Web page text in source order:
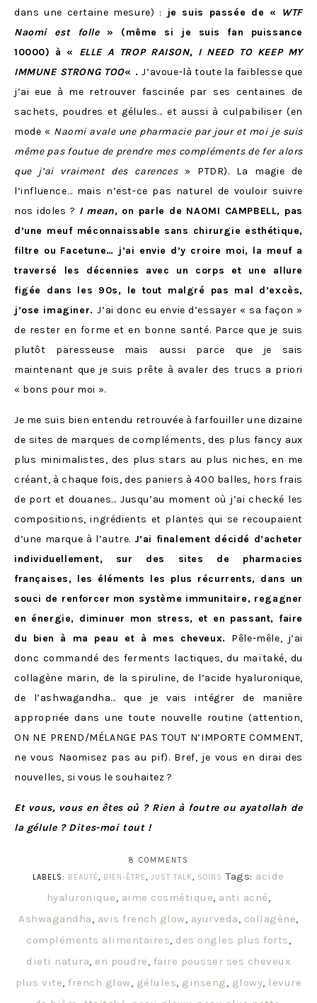
dans une certaine mesure) :
je suis passée de «
WTF
Naomi est folle» (même si je suis fan puissance
10000) à « ELLE A TROP RAISON, I NEED TO KEEP MY
IMMUNE STRONG TOO« .J’avoue-là toute la faiblesse que
j’ai eue à me retrouver fascinée par ses centaines de
sachets, poudres et gélules… et aussi à culpabiliser (en
mode « Naomi avale une pharmacie par jour et moi je suis
même pas foutue de prendre mes compléments de fer alors
que j’ai vraiment des carences» PTDR). La magie de
l’influence… mais n’est-ce pas naturel de vouloir suivre
nos idoles ? I mean, on parle de NAOMI CAMPBELL, pas
d’une meuf méconnaissable sans chirurgie esthétique,
filtre ou Facetune… j’ai envie d’y croire moi, la meuf a
traversé les décennies avec un corps et une allure
figée dans les 90s, le tout malgré pas mal d’excès,
j’ose imaginer.J’ai donc eu envie d’essayer « sa façon »
de rester en forme et en bonne santé. Parce que je suis
plutôt paresseuse mais aussi parce que je sais
maintenant que je suis prête à avaler des trucs a priori
« bons pour moi ».
Je me suis bien entendu retrouvée à farfouiller une dizaine
de sites de marques de compléments, des plus fancy aux
plus minimalistes, des plus stars au plus niches, en me
créant, à chaque fois, des paniers à 400 balles, hors frais
de port et douanes… Jusqu’au moment où j’ai checké les
compositions, ingrédients et plantes qui se recoupaient
d’une marque à l’autre. J’ai finalement décidé d’acheter
individuellement, sur des sites de pharmacies
françaises, les éléments les plus récurrents, dans un
souci de renforcer mon système immunitaire, regagner
en énergie, diminuer mon stress, et en passant, faire
du bien à ma peau et à mes cheveux. Pêle-mêle, j’ai
donc commandé des ferments lactiques, du maïtaké, du
collagène marin, de la spiruline, de l’acide hyaluronique,
de l’ashwagandha… que je vais intégrer de manière
appropriée dans une toute nouvelle routine (attention,
ON NE PREND/MÉLANGE PAS TOUT N’IMPORTE COMMENT,
ne vous Naomisez pas au pif). Bref, je vous en dirai des
nouvelles, si vous le souhaitez ?
Et vous, vous en êtes où ? Rien à foutre ou ayatollah de
la gélule ? Dites-moi tout !
8 COMMENTS
LABELS:
BEAUTÉ, BIEN-ÊTRE,JUST TALK, SOINS Tags: acide
hyaluronique, aime cosmétique, anti acné,
Ashwagandha, avis french glow, ayurveda, collagène,
compléments alimentaires, des ongles plus forts,
dieti natura, en poudre, faire pousser ses cheveux
plus vite,french glow, gélules, ginseng, glowy, levure